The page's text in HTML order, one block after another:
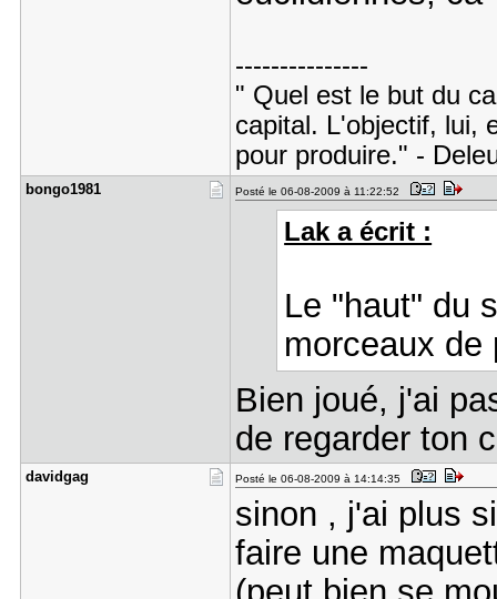
---------------
" Quel est le but du
capital. L'objectif, lui,
pour produire." -
bongo1981 Posté le 06-08-2009 à 11:22:52
Lak a écrit :
Le "haut" du
morceaux de
Bien joué, j'ai
de regarder ton
davidgag Posté le 06-08-2009 à 14:14:35
sinon , j'ai plus
faire une
(peut bien se